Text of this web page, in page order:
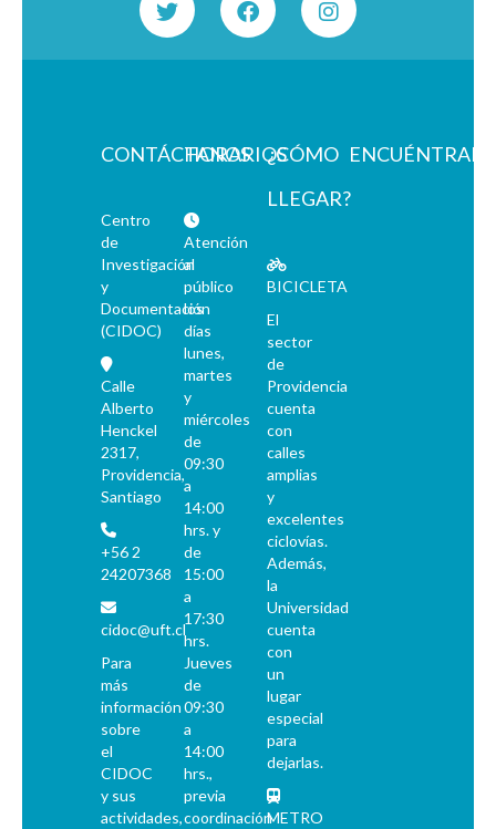
CONTÁCTANOS
Centro
de
Investigación
y
Documentación
(CIDOC)
Calle
Alberto
Henckel
2317,
Providencia,
Santiago
+56 2
24207368
cidoc@uft.cl
Para
más
información
sobre
el
CIDOC
y sus
actividades,
HORARIOS
Atención
al
público
los
días
lunes,
martes
y
miércoles
de
09:30
a
14:00
hrs. y
de
15:00
a
17:30
hrs.
Jueves
de
09:30
a
14:00
hrs.,
previa
coordinación
¿CÓMO
LLEGAR?
BICICLETA
El
sector
de
Providencia
cuenta
con
calles
amplias
y
excelentes
ciclovías.
Además,
la
Universidad
cuenta
con
un
lugar
especial
para
dejarlas.
METRO